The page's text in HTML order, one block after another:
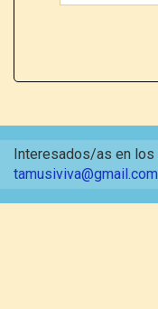
Interesados/as en los
tamusiviva@gmail.com